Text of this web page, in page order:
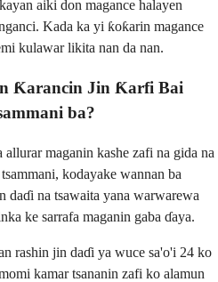
aiki don magance halayen
Kada ka yi ƙoƙarin magance
kulawar likita nan da nan.
Ƙarancin Jin Ƙarfi Bai
ba?
maganin kashe zafi na gida na
kodayake wannan ba
daɗi na tsawaita yana warwarewa
ke sarrafa maganin gaba ɗaya.
rashin jin daɗi ya wuce sa'o'i 24 ko
kamar tsananin zafi ko alamun